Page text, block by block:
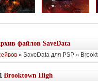
файлов SaveData
» SaveData для PSP »
Brooktown High